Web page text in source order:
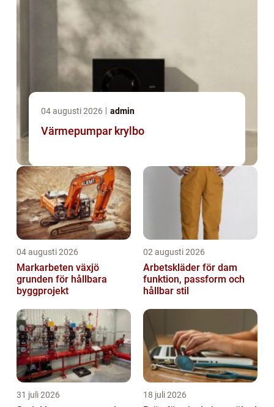
04 augusti 2026 admin
Värmepumpar krylbo
04 augusti 2026
Markarbeten växjö
grunden för hållbara
byggprojekt
02 augusti 2026
Arbetskläder för dam
funktion, passform och
hållbar stil
31 juli 2026 18 juli 2026